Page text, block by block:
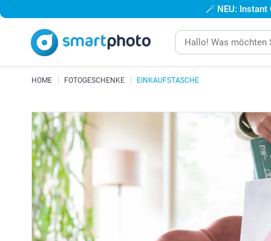
🪄 NEU:
HOME FOTOGESCHENKE EINKAUFSTASCHE